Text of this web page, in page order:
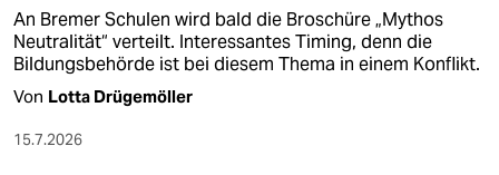
An Bremer Schulen wird bald die Broschüre „Mythos
Neutralität“ verteilt. Interessantes Timing, denn die
Bildungsbehörde ist bei diesem Thema in einem Konflikt.
Von Lotta Drügemöller
15.7.2026